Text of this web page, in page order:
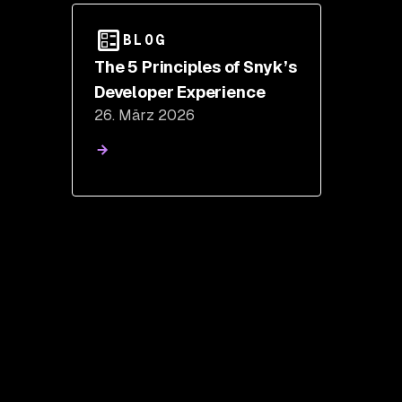
BLOG
The 5 Principles of Snyk’s
Developer Experience
26. März 2026